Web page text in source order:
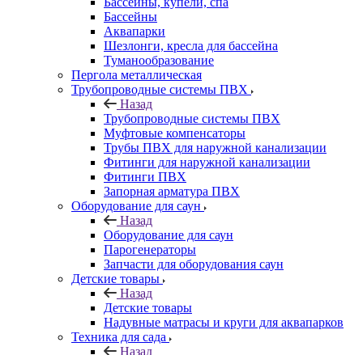
Бассейны
Аквапарки
Шезлонги, кресла для бассейна
Туманообразование
Пергола металлическая
Трубопроводные системы ПВХ
Назад
Трубопроводные системы ПВХ
Муфтовые компенсаторы
Трубы ПВХ для наружной канализации
Фитинги для наружной канализации
Фитинги ПВХ
Запорная арматура ПВХ
Оборудование для саун
Назад
Оборудование для саун
Парогенераторы
Запчасти для оборудования саун
Детские товары
Назад
Детские товары
Надувные матрасы и круги для аквапарков
Техника для сада
Назад